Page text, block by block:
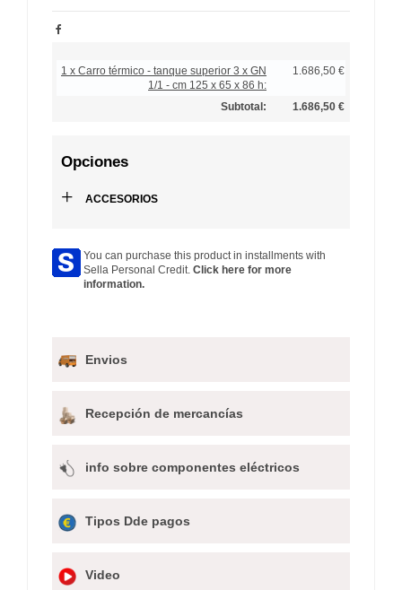
1 x Carro térmico - tanque superior 3 x GN
1/1 - cm 125 x 65 x 86 h:
1.686,50 €
Subtotal: 1.686,50 €
Opciones
+ ACCESORIOS
You can purchase this product in installments with
Sella Personal Credit. Click here for more
information.
Envios
Recepción de mercancías
info sobre componentes eléctricos
Tipos Dde pagos
Video